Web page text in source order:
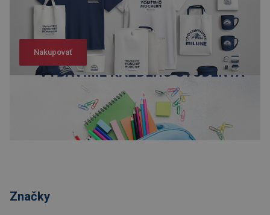
Nakupovať
Značky